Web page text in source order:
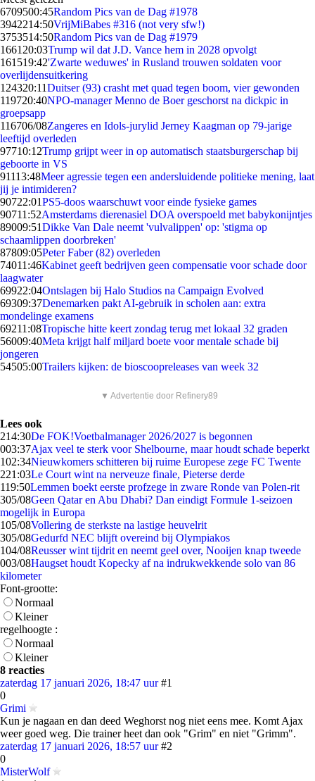
6709500:45Random Pics van de Dag #1978
3942214:50VrijMiBabes #316 (not very sfw!)
3753514:50Random Pics van de Dag #1979
1661 20:03Trump wil dat J.D. Vance hem in 2028 opvolgt
161519:42'Zwarte weduwes' in Rusland trouwen soldaten voor
overlijdensuitkering
124320:11Duitser (93) crasht met quad tegen boom, vier gewonden
119720:40NPO-manager Menno de Boer geschorst na dickpic in
groepsapp
116706/08Zangeres en Idols-jurylid Jerney Kaagman op 79-jarige
leeftijd overleden
97710:12Trump grijpt weer in op automatisch staatsburgerschap bij
geboorte in VS
91113:48Meer agressie tegen een andersluidende politieke mening, laat
jij je intimideren?
90722:01PS5-doos waarschuwt voor einde fysieke games
90711:52Amsterdams dierenasiel DOA overspoeld met babykonijntjes
89009:51Dikke Van Dale neemt 'vulvalippen' op: 'stigma op
schaamlippen doorbreken'
87809:05Peter Faber (82) overleden
74011:46Kabinet geeft bedrijven geen compensatie voor schade door
laagwater
69922:04Ontslagen bij Halo Studios na Campaign Evolved
69309:37Denemarken pakt AI-gebruik in scholen aan: extra
mondelinge examens
69211:08Tropische hitte keert zondag terug met lokaal 32 graden
56009:40Meta krijgt half miljard boete voor mentale schade bij
jongeren
54505:00Trailers kijken: de bioscoopreleases van week 32
▼ Advertentie door Refinery89
Lees ook
214:30De FOK!Voetbalmanager 2026/2027 is begonnen
003:37Ajax veel te sterk voor Shelbourne, maar houdt schade beperkt
102:34Nieuwkomers schitteren bij ruime Europese zege FC Twente
221:03Le Court wint na nerveuze finale, Pieterse derde
119:50Lemmen boekt eerste profzege in zware Ronde van Polen-rit
305/08Geen Qatar en Abu Dhabi? Dan eindigt Formule 1-seizoen
mogelijk in Europa
105/08Vollering de sterkste na lastige heuvelrit
305/08Gedurfd NEC blijft overeind bij Olympiakos
104/08Reusser wint tijdrit en neemt geel over, Nooijen knap tweede
003/08Haugset houdt Kopecky af na indrukwekkende solo van 86
kilometer
Font-grootte:
Normaal
Kleiner
regelhoogte :
Normaal
Kleiner
8 reacties
zaterdag 17 januari 2026, 18:47 uur #1
0
Grimi
Kun je nagaan en dan deed Weghorst nog niet eens mee. Komt Ajax
weer goed weg. Die trainer heet dan ook "Grim" en niet "Grimm".
zaterdag 17 januari 2026, 18:57 uur #2
0
MisterWolf